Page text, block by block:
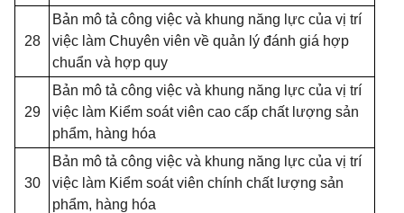
28
Bản mô tả công việc và khung năng lực của vị trí
việc làm Chuyên viên về quản lý đánh giá hợp
chuẩn và hợp quy
29
Bản mô tả công việc và khung năng lực của vị trí
việc làm Kiểm soát viên cao cấp chất lượng sản
phẩm, hàng hóa
30
Bản mô tả công việc và khung năng lực của vị trí
việc làm Kiểm soát viên chính chất lượng sản
phẩm, hàng hóa